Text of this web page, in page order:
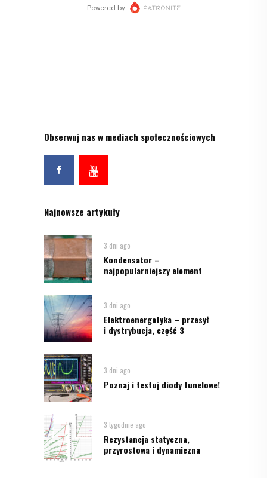
Obserwuj nas w mediach społecznościowych
Najnowsze artykuły
3 dni ago
Kondensator –
najpopularniejszy element
3 dni ago
Elektroenergetyka – przesył
i dystrybucja, część 3
3 dni ago
Poznaj i testuj diody tunelowe!
3 tygodnie ago
Rezystancja statyczna,
przyrostowa i dynamiczna